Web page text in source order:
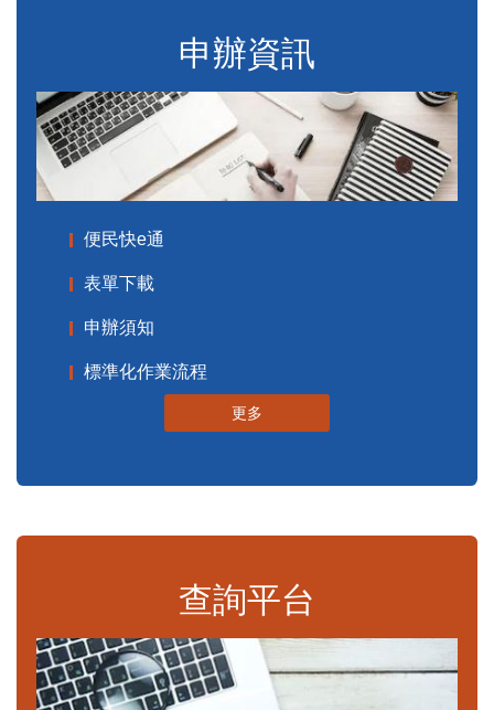
申辦資訊
便民快e通
表單下載
申辦須知
標準化作業流程
更多
查詢平台